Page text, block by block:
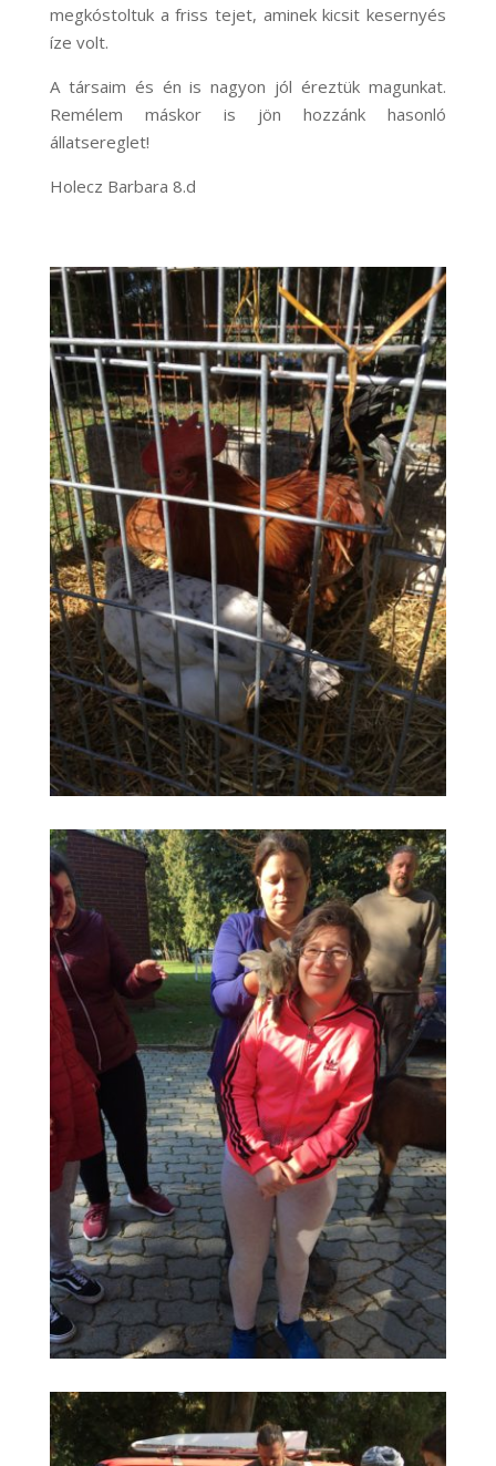
megkóstoltuk a friss tejet, aminek kicsit kesernyés
íze volt.
A társaim és én is nagyon jól éreztük magunkat.
Remélem máskor is jön hozzánk hasonló
állatsereglet!
Holecz Barbara 8.d